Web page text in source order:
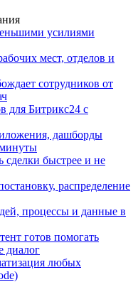
усилиями
мест, отделов и
сотрудников от
для Битрикс24 с
дашборды
минуты
сделки быстрее и не
распределение
процессы и данные в
готов помогать
диалог
любых